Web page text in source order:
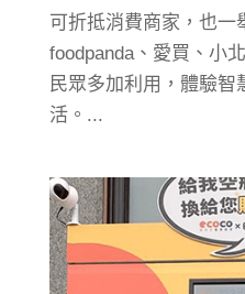
可折抵消費商家，也一
foodpanda、愛買、小
民眾多加利用，體驗
活。...